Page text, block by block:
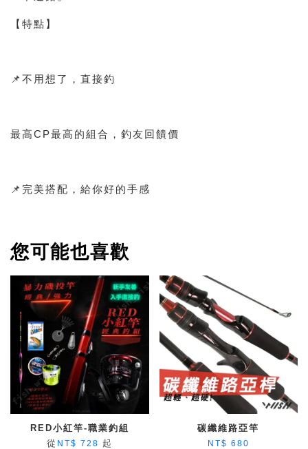
【特點】
📌不用想了，直接釣
最高CP最高的組合，釣友回饋價
📌完美搭配，給你好的手感
您可能也喜歡
RED小紅竿-職業釣組
從 NT$ 728 起
碳纖維路亞竿
NT$ 680